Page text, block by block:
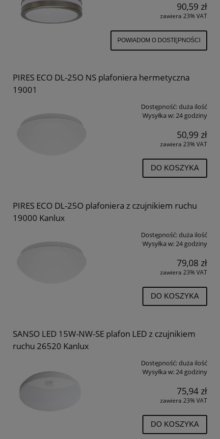
90,59 zł
zawiera 23% VAT
POWIADOM O DOSTĘPNOŚCI
PIRES ECO DL-25O NS plafoniera hermetyczna
19001
Dostępność:duża ilość
Wysyłka w:24 godziny
50,99 zł
zawiera 23% VAT
DO KOSZYKA
PIRES ECO DL-25O plafoniera z czujnikiem ruchu
19000 Kanlux
Dostępność:duża ilość
Wysyłka w:24 godziny
79,08 zł
zawiera 23% VAT
DO KOSZYKA
SANSO LED 15W-NW-SE plafon LED z czujnikiem
ruchu 26520 Kanlux
Dostępność:duża ilość
Wysyłka w:24 godziny
75,94 zł
zawiera 23% VAT
DO KOSZYKA